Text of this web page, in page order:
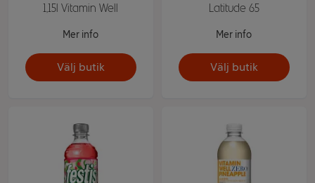
1,15l Vitamin Well
Mer info
Välj butik
Latitude 65
Mer info
Välj butik